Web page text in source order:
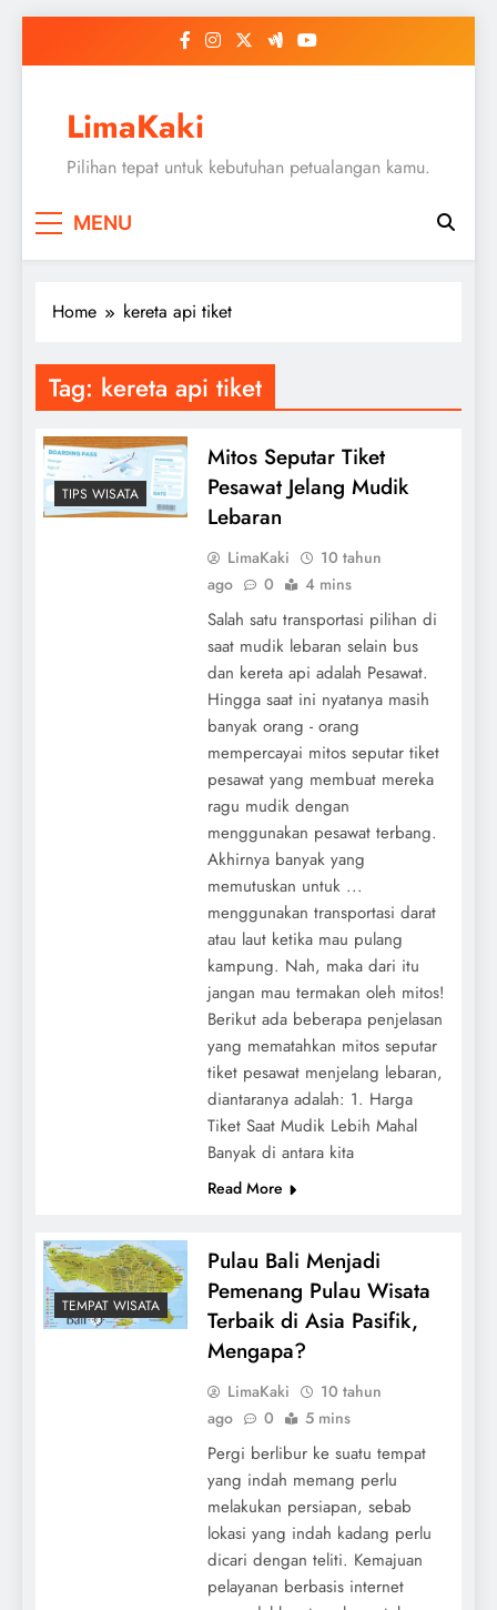
LimaKaki
Pilihan tepat untuk kebutuhan petualangan kamu.
MENU
Home kereta api tiket
Tag: kereta api tiket
TIPS WISATA
Mitos Seputar Tiket
Pesawat Jelang Mudik
Lebaran
LimaKaki
10 tahun
ago
0 4 mins
Salah satu transportasi pilihan di
saat mudik lebaran selain bus
dan kereta api adalah Pesawat.
Hingga saat ini nyatanya masih
banyak orang - orang
mempercayai mitos seputar tiket
pesawat yang membuat mereka
ragu mudik dengan
menggunakan pesawat terbang.
Akhirnya banyak yang
memutuskan untuk ...
menggunakan transportasi darat
atau laut ketika mau pulang
kampung. Nah, maka dari itu
jangan mau termakan oleh mitos!
Berikut ada beberapa penjelasan
yang mematahkan mitos seputar
tiket pesawat menjelang lebaran,
diantaranya adalah: 1. Harga
Tiket Saat Mudik Lebih Mahal
Banyak di antara kita
Read More
TEMPAT WISATA
Pulau Bali Menjadi
Pemenang Pulau Wisata
Terbaik di Asia Pasifik,
Mengapa?
LimaKaki
10 tahun
ago
0 5 mins
Pergi berlibur ke suatu tempat
yang indah memang perlu
melakukan persiapan, sebab
lokasi yang indah kadang perlu
dicari dengan teliti. Kemajuan
pelayanan berbasis internet